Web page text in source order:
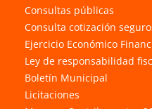
Consultas públicas
Consulta cotización
Ejercicio Económico
Ley de responsabilidad
Boletín Municipal
Licitaciones